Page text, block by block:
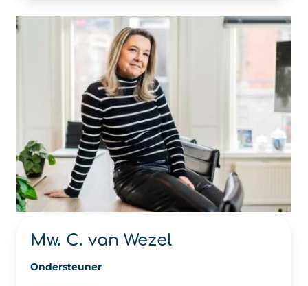
Mw. C. van Wezel
Ondersteuner